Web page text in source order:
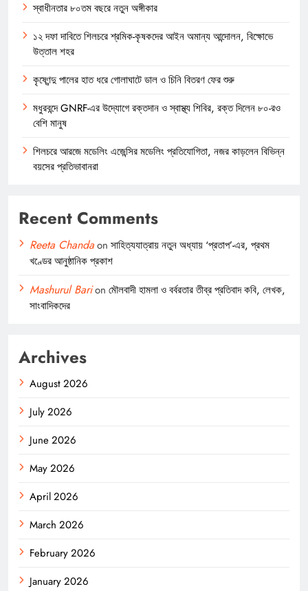
স্বাধীনতার ৮০তম বছরে নতুন অঙ্গীকার
১২ দফা দাবিতে শিলচরে শ্রমিক-কৃষকদের আইন অমান্য আন্দোলন, বিক্ষোভে
উত্তাল শহর
কৃষ্ণেন্দু পালের হাত ধরে গোলাঘাটে ডাল ও চিনি বিতরণ ফের শুরু
মধুরবন্দে GNRF-এর উদ্যোগে রক্তদান ও স্বাস্থ্য শিবির, রক্ত দিলেন ৮০-রও
বেশি মানুষ
শিলচরে আরজে মডেলিং এজেন্সির মডেলিং প্রতিযোগিতা, নজর কাড়লেন বিভিন্ন
বয়সের প্রতিভাবানরা
Recent Comments
Reeta Chandaon সাহিত্যযাত্রায় নতুন অধ্যায় ‘প্রতাপ’-এর, প্রথম
খণ্ডের আনুষ্ঠানিক প্রকাশ
Mashurul Barion মৌলবাদী হামলা ও বর্বরতার তীব্র প্রতিবাদ কবি, লেখক,
সাংবাদিকদের
Archives
August 2026
July 2026
June 2026
May 2026
April 2026
March 2026
February 2026
January 2026